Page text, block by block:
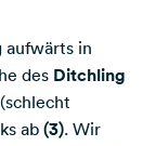
aufwärts in
des Ditchling
ab (3). Wir